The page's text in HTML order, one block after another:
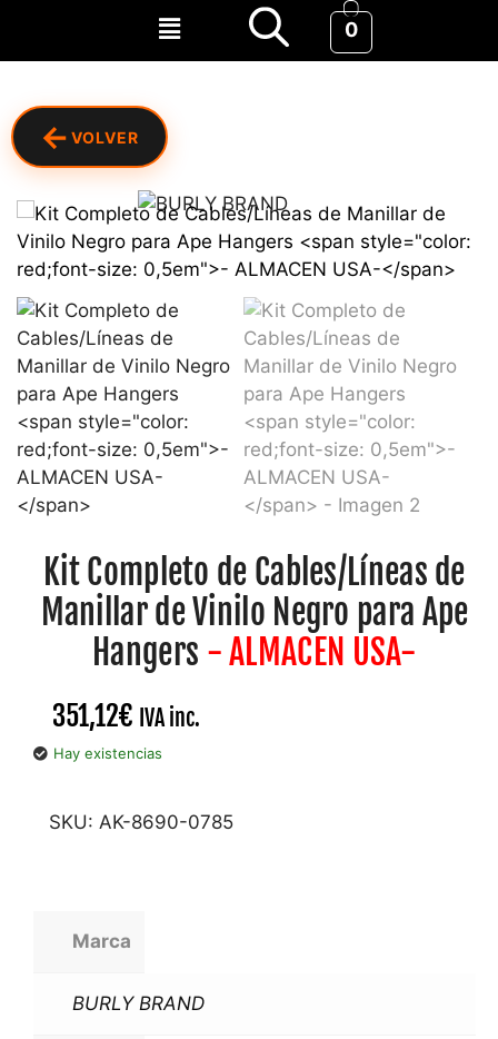
0
← VOLVER
Kit Completo de Cables/Líneas de
Manillar de Vinilo Negro para Ape
Hangers - ALMACEN USA-
351,12€ IVA inc.
Hay existencias
SKU: AK-8690-0785
Marca
BURLY BRAND